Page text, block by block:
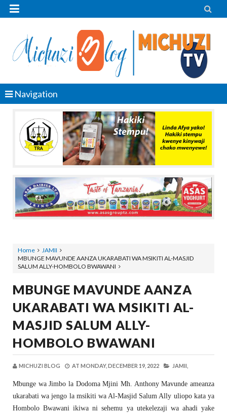
 
Navigation
Home
JAMII
MBUNGE MAVUNDE AANZA UKARABATI WA MSIKITI AL-MASJID
SALUM ALLY-HOMBOLO BWAWANI
MBUNGE MAVUNDE AANZA
UKARABATI WA MSIKITI AL-
MASJID SALUM ALLY-
HOMBOLO BWAWANI
MICHUZI BLOG AT MONDAY, DECEMBER 19, 2022 JAMII,
Mbunge wa Jimbo la Dodoma Mjini Mh. Anthony Mavunde ameanza
ukarabati wa jengo la msikiti wa Al-Masjid Salum Ally uliopo kata ya
Hombolo Bwawani ikiwa ni sehemu ya utekelezaji wa ahadi yake